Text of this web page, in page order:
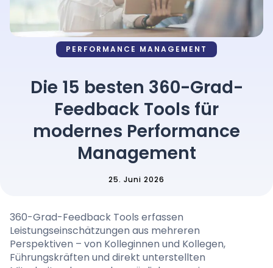
Ressourcen
: German
Demo-Termin buchen
PERFORMANCE MANAGEMENT
Die 15 besten 360-Grad-
Feedback Tools für
modernes Performance
Management
25. Juni 2026
360-Grad-Feedback Tools erfassen
Leistungseinschätzungen aus mehreren
Perspektiven – von Kolleginnen und Kollegen,
Führungskräften und direkt unterstellten